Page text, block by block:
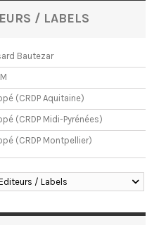
/ LABELS
Bautezar
(CRDP Aquitaine)
(CRDP Midi-Pyrénées)
(CRDP Montpellier)
/ Labels